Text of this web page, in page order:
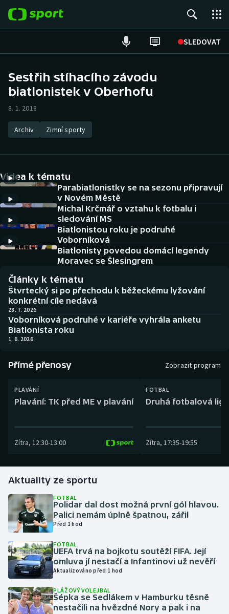
SLEDOVAT
Hokej
Atletika
DALŠÍ SPORTY
Americký fotbal
Baseball a softbal
Biatlon
Boby a skeleton
Box
Curling
Dostihy
Gymnastika
Házená
Jezdectví
Judo
Krasobruslení
Lezení
NEPŘEHLÉDNĚTE
Historické návraty
Aplikace ČT sport
AZ kvíz
Sestřih stíhacího závodu
biatlonistek v Oberhofu
8. 1. 2018
Archiv Zimní sporty
Videa k tématu
Parabiatlonistky se na sezonu připravují
v Novém Městě
Michal Krčmář o vztahu k fotbalu i
sledování MS
Biatlonistou roku je podruhé
Voborníková
Biatlonisty povedou domácí legendy
Moravec se Šlesingrem
Články k tématu
Štvrtecký si po přechodu k běžeckému lyžování
konkrétní cíle nedává
28. 7. 2026
Voborníková podruhé v kariéře vyhrála anketu
Biatlonista roku
1. 6. 2026
Přímé přenosy Zobrazit program
PLAVÁNÍ
Plavání: TK před ME v plavání
Zítra, 12:30-13:00
FOTBAL
Druhá fotbalová
Zítra, 17:35-19:55
Aktuality ze sportu
FOTBAL
Polidar dal dost možná první gól hlavou.
Palici nemám úplně špatnou, zářil
Před 1 hod
FOTBAL
UEFA trvá na bojkotu soutěží FIFA. Její
omluva jí nestačí a Infantinovi už nevěří
Aktualizováno před 1 hod
PLÁŽOVÝ VOLEJBAL
Šépka se Sedlákem v Hamburku těsně
nestačili na hvězdné Nory a pak i na